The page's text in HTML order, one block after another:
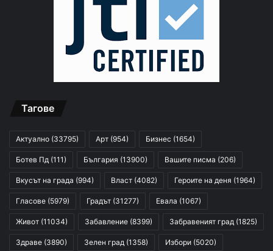
Тагове
Актуално (33795) Арт (954) Бизнес (1654)
Ботев Пд (111) България (13900) Вашите писма (206)
Вкусът на града (994) Власт (4082) Героите на деня (1964)
Гласове (5979) Градът (31277) Евала (1067)
Живот (11034) Забавление (8399) Забравеният град (1825)
Здраве (3890) Зелен град (1358) Избори (5020)